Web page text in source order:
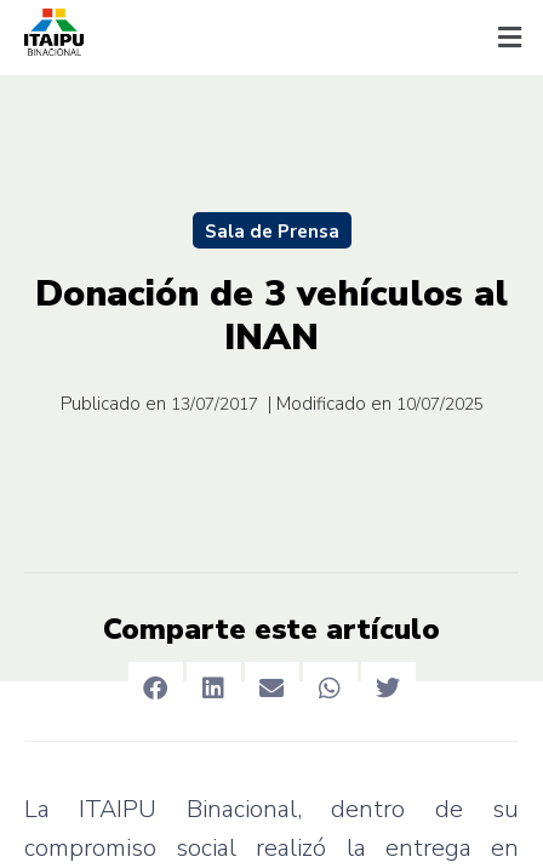
Sala de Prensa
Donación de 3 vehículos al
INAN
Publicado en 13/07/2017 | Modificado en 10/07/2025
Comparte este artículo
La ITAIPU Binacional, dentro de su
compromiso social realizó la entrega en